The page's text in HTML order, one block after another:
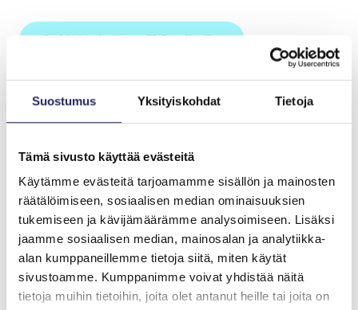
Suostumus Yksityiskohdat Tietoja
Tämä sivusto käyttää evästeitä
Käytämme evästeitä tarjoamamme sisällön ja mainosten
räätälöimiseen, sosiaalisen median ominaisuuksien
tukemiseen ja kävijämäärämme analysoimiseen. Lisäksi
jaamme sosiaalisen median, mainosalan ja analytiikka-
alan kumppaneillemme tietoja siitä, miten käytät
sivustoamme. Kumppanimme voivat yhdistää näitä
tietoja muihin tietoihin, joita olet antanut heille tai joita on
Lahjoita ja liity tähän tiimiin
Tiimin lahjoitukset yhteensä:
0 €
Tiimille tehdyt
lahjoitukset
Lahjoita ja liity tähän tiimiin